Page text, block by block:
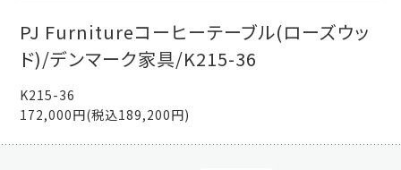
PJ Furnitureコーヒーテーブル(ローズウッ
ド)/デンマーク家具/K215-36
K215-36
172,000円(税込189,200円)